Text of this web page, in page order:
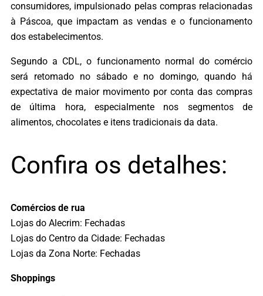
consumidores, impulsionado pelas compras relacionadas
à Páscoa, que impactam as vendas e o funcionamento
dos estabelecimentos.
Segundo a CDL, o funcionamento normal do comércio
será retomado no sábado e no domingo, quando há
expectativa de maior movimento por conta das compras
de última hora, especialmente nos segmentos de
alimentos, chocolates e itens tradicionais da data.
Confira os detalhes:
Comércios de rua
Lojas do Alecrim: Fechadas
Lojas do Centro da Cidade: Fechadas
Lojas da Zona Norte: Fechadas
Shoppings